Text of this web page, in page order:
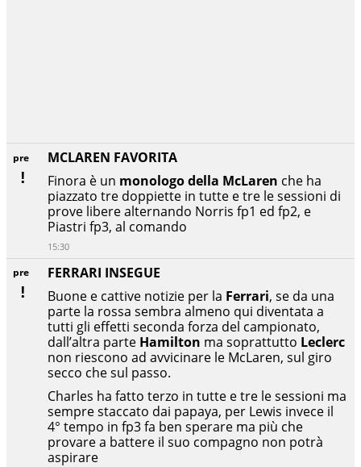
pre
FERRARI INSEGUE
Buone e cattive notizie per la Ferrari, se da una
parte la rossa sembra almeno qui diventata a
tutti gli effetti seconda forza del campionato,
dall’altra parte Hamilton ma soprattutto Leclerc
non riescono ad avvicinare le McLaren, sul giro
secco che sul passo.
Charles ha fatto terzo in tutte e tre le sessioni ma
sempre staccato dai papaya, per Lewis invece il
4° tempo in fp3 fa ben sperare ma più che
provare a battere il suo compagno non potrà
aspirare
pre
MCLAREN FAVORITA
Finora è un monologo della McLaren che ha
piazzato tre doppiette in tutte e tre le sessioni di
prove libere alternando Norris fp1 ed fp2, e
Piastri fp3, al comando
15:30